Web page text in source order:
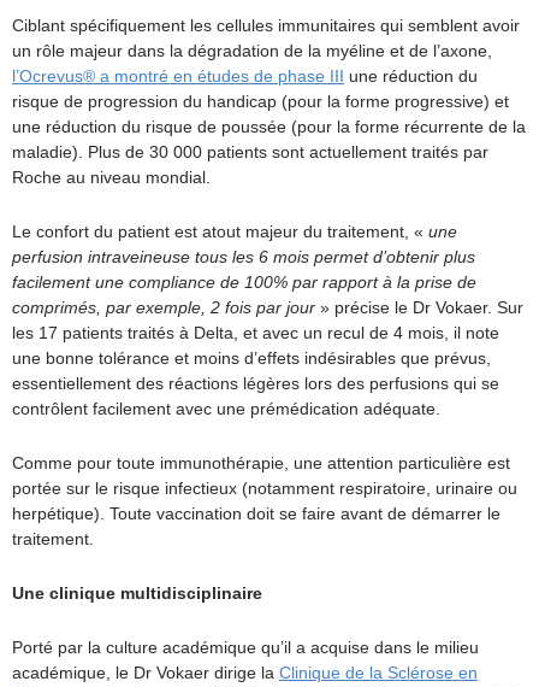
Ciblant spécifiquement les cellules immunitaires qui semblent avoir
un rôle majeur dans la dégradation de la myéline et de l’axone,
l’Ocrevus® a montré en études de phase III une réduction du
risque de progression du handicap (pour la forme progressive) et
une réduction du risque de poussée (pour la forme récurrente de la
maladie). Plus de 30 000 patients sont actuellement traités par
Roche au niveau mondial.
Le confort du patient est atout majeur du traitement, « une
perfusion intraveineuse tous les 6 mois permet d’obtenir plus
facilement une compliance de 100% par rapport à la prise de
comprimés, par exemple, 2 fois par jour » précise le Dr Vokaer. Sur
les 17 patients traités à Delta, et avec un recul de 4 mois, il note
une bonne tolérance et moins d’effets indésirables que prévus,
essentiellement des réactions légères lors des perfusions qui se
contrôlent facilement avec une prémédication adéquate.
Comme pour toute immunothérapie, une attention particulière est
portée sur le risque infectieux (notamment respiratoire, urinaire ou
herpétique). Toute vaccination doit se faire avant de démarrer le
traitement.
Une clinique multidisciplinaire
Porté par la culture académique qu’il a acquise dans le milieu
académique, le Dr Vokaer dirige la Clinique de la Sclérose en